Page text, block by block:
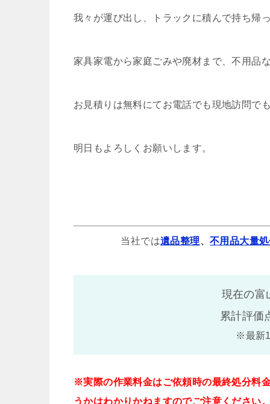
我々が運び出し、トラックに積んで持ち帰
家具家電から家庭ごみや廃材まで、不用品
お見積りは無料にてお電話でも現地訪問で
明日もよろしくお願いします。
当社では遺品整理、 不用品大量
現在の富
累計評価
※最新
※実際の作業料金はご依頼時の最終処分料
うかはわかりかねますのでご注意ください